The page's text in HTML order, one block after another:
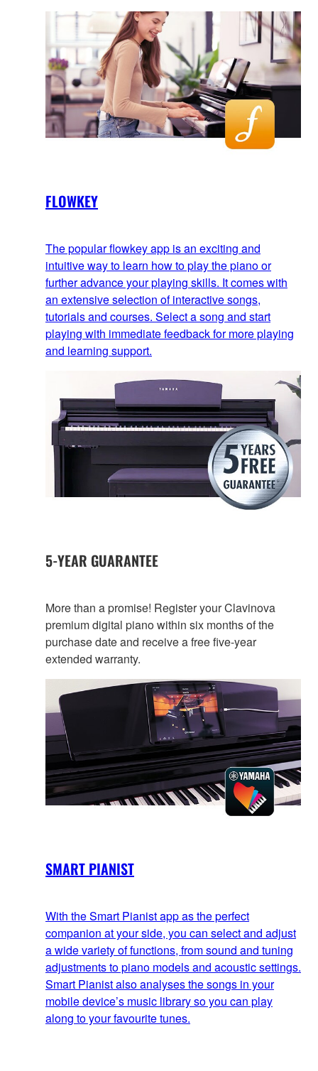
FLOWKEY
The popular flowkey app is an exciting and
intuitive way to learn how to play the piano or
further advance your playing skills. It comes with
an extensive selection of interactive songs,
tutorials and courses. Select a song and start
playing with immediate feedback for more playing
and learning support.
5-YEAR GUARANTEE
More than a promise! Register your Clavinova
premium digital piano within six months of the
purchase date and receive a free five-year
extended warranty.
SMART PIANIST
With the Smart Pianist app as the perfect
companion at your side, you can select and adjust
a wide variety of functions, from sound and tuning
adjustments to piano models and acoustic settings.
Smart Pianist also analyses the songs in your
mobile device’s music library so you can play
along to your favourite tunes.